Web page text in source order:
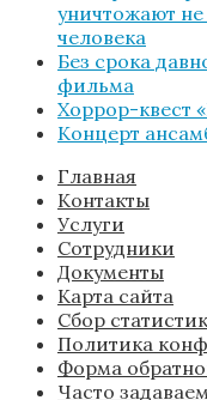
уничтожают не
человека
Без срока
фильма
Хоррор-квест
Концерт
Главная
Контакты
Услуги
Сотрудники
Документы
Карта сайта
Сбор
Политика
Форма
Часто